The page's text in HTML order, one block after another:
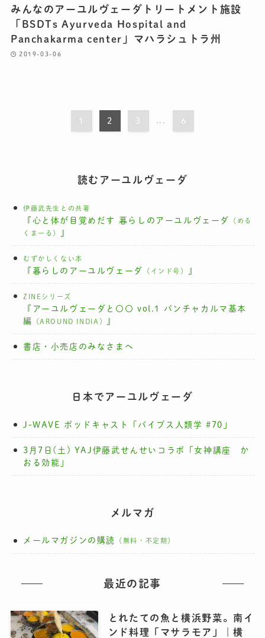
みんなのアーユルヴェーダトリートメント施設
「BSDTs Ayurveda Hospital and
Panchakarma center」マハラシュトラ州
2019-03-06
1 2 3 ... 6
読むアーユルヴェーダ
伊藤武先生との共著
『心と体が目覚めだす 暮らしのアーユルヴェーダ
（める
くまーる）
』
むずかしくない本
『暮らしのアーユルヴェーダ （インド号） 』
ZINEシリーズ
『アーユルヴェーダと〇〇 vol.1 パンチャカルマ基本
編
（AROUND INDIA） 』
書店・小売店のみなさまへ
日本でアーユルヴェーダ
J-WAVE ポッドキャスト「バイブス人類学 #70」
3月7日(土) YAJ伊藤武せんせいコラボ「女神講座 か
おる効能」
メルマガ
メールマガジンの購読 （無料・不定期）
最近の記事
とれたての魚と横浜野菜。南イ
ンド料理「マサラモア」｜横